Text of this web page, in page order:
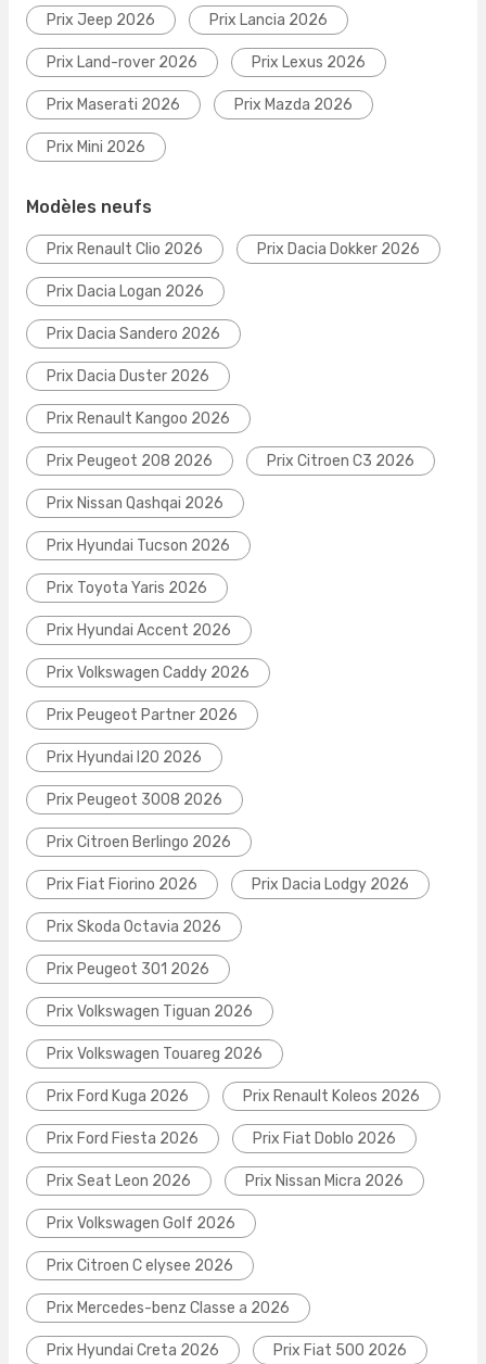
Prix Jeep 2026 Prix Lancia 2026
Prix Land-rover 2026 Prix Lexus 2026
Prix Maserati 2026 Prix Mazda 2026
Prix Mini 2026
Modèles neufs
Prix Renault Clio 2026 Prix Dacia Dokker 2026
Prix Dacia Logan 2026
Prix Dacia Sandero 2026
Prix Dacia Duster 2026
Prix Renault Kangoo 2026
Prix Peugeot 208 2026 Prix Citroen C3 2026
Prix Nissan Qashqai 2026
Prix Hyundai Tucson 2026
Prix Toyota Yaris 2026
Prix Hyundai Accent 2026
Prix Volkswagen Caddy 2026
Prix Peugeot Partner 2026
Prix Hyundai I20 2026
Prix Peugeot 3008 2026
Prix Citroen Berlingo 2026
Prix Fiat Fiorino 2026 Prix Dacia Lodgy 2026
Prix Skoda Octavia 2026
Prix Peugeot 301 2026
Prix Volkswagen Tiguan 2026
Prix Volkswagen Touareg 2026
Prix Ford Kuga 2026 Prix Renault Koleos 2026
Prix Ford Fiesta 2026 Prix Fiat Doblo 2026
Prix Seat Leon 2026 Prix Nissan Micra 2026
Prix Volkswagen Golf 2026
Prix Citroen C elysee 2026
Prix Mercedes-benz Classe a 2026
Prix Hyundai Creta 2026 Prix Fiat 500 2026